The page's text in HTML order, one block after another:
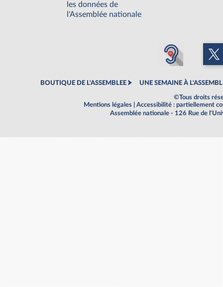
les données de
l'Assemblée nationale
BOUTIQUE DE L'ASSEMBLEE UNE SEMAINE À
©Tous droits
Mentions légales
Accessibilité : partiellement
Assemblée nationale - 126 Rue de